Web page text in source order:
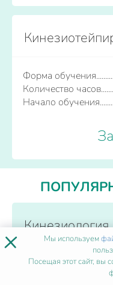
Форма обучения
Количество часов
Начало обучения
Кинезиология
Форма обучения
× Мы используем
Посещая этот сайт, вы